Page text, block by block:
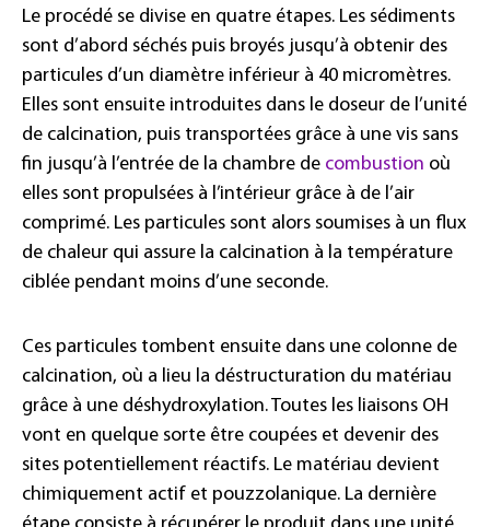
Le procédé se divise en quatre étapes. Les sédiments
sont d’abord séchés puis broyés jusqu’à obtenir des
particules d’un diamètre inférieur à 40 micromètres.
Elles sont ensuite introduites dans le doseur de l’unité
de calcination, puis transportées grâce à une vis sans
fin jusqu’à l’entrée de la chambre de combustion où
elles sont propulsées à l’intérieur grâce à de l’air
comprimé. Les particules sont alors soumises à un flux
de chaleur qui assure la calcination à la température
ciblée pendant moins d’une seconde.
Ces particules tombent ensuite dans une colonne de
calcination, où a lieu la déstructuration du matériau
grâce à une déshydroxylation. Toutes les liaisons OH
vont en quelque sorte être coupées et devenir des
sites potentiellement réactifs. Le matériau devient
chimiquement actif et pouzzolanique. La dernière